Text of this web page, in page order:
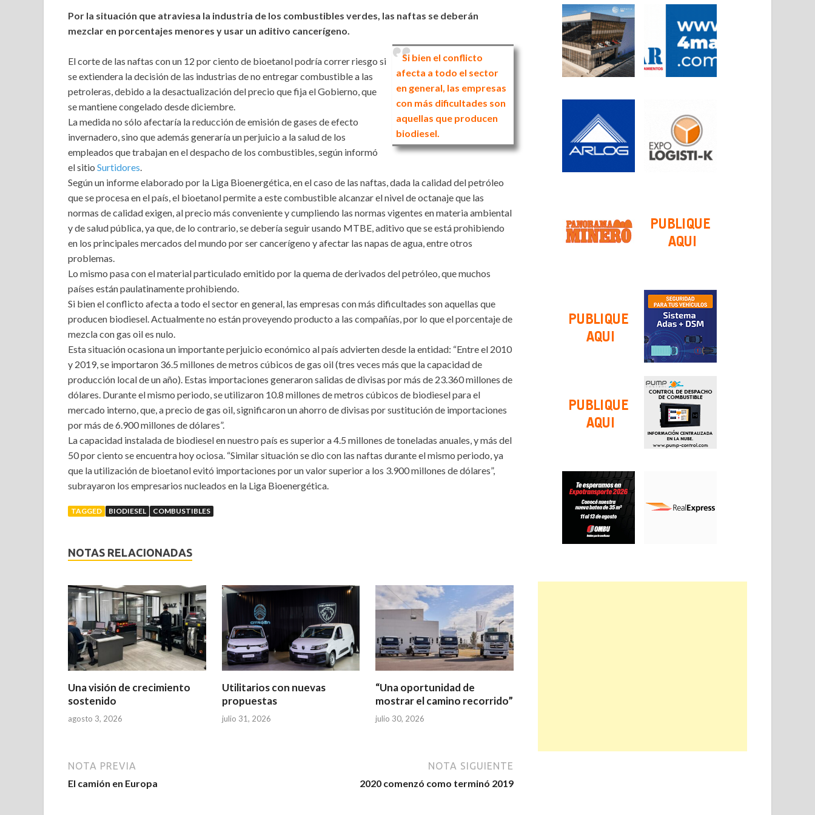
Por la situación que atraviesa la industria de los combustibles verdes, las naftas se deberán
mezclar en porcentajes menores y usar un aditivo cancerígeno.
Si bien el conflicto
afecta a todo el sector
en general, las empresas
con más dificultades son
aquellas que producen
biodiesel.
El corte de las naftas con un 12 por ciento de bioetanol podría correr riesgo si
se extiendera la decisión de las industrias de no entregar combustible a las
petroleras, debido a la desactualización del precio que fija el Gobierno, que
se mantiene congelado desde diciembre.
La medida no sólo afectaría la reducción de emisión de gases de efecto
invernadero, sino que además generaría un perjuicio a la salud de los
empleados que trabajan en el despacho de los combustibles, según informó
el sitio Surtidores.
Según un informe elaborado por la Liga Bioenergética, en el caso de las naftas, dada la calidad del petróleo
que se procesa en el país, el bioetanol permite a este combustible alcanzar el nivel de octanaje que las
normas de calidad exigen, al precio más conveniente y cumpliendo las normas vigentes en materia ambiental
y de salud pública, ya que, de lo contrario, se debería seguir usando MTBE, aditivo que se está prohibiendo
en los principales mercados del mundo por ser cancerígeno y afectar las napas de agua, entre otros
problemas.
Lo mismo pasa con el material particulado emitido por la quema de derivados del petróleo, que muchos
países están paulatinamente prohibiendo.
Si bien el conflicto afecta a todo el sector en general, las empresas con más dificultades son aquellas que
producen biodiesel. Actualmente no están proveyendo producto a las compañías, por lo que el porcentaje de
mezcla con gas oil es nulo.
Esta situación ocasiona un importante perjuicio económico al país advierten desde la entidad: “Entre el 2010
y 2019, se importaron 36.5 millones de metros cúbicos de gas oil (tres veces más que la capacidad de
producción local de un año). Estas importaciones generaron salidas de divisas por más de 23.360 millones de
dólares. Durante el mismo periodo, se utilizaron 10.8 millones de metros cúbicos de biodiesel para el
mercado interno, que, a precio de gas oil, significaron un ahorro de divisas por sustitución de importaciones
por más de 6.900 millones de dólares”.
La capacidad instalada de biodiesel en nuestro país es superior a 4.5 millones de toneladas anuales, y más del
50 por ciento se encuentra hoy ociosa. “Similar situación se dio con las naftas durante el mismo periodo, ya
que la utilización de bioetanol evitó importaciones por un valor superior a los 3.900 millones de dólares”,
subrayaron los empresarios nucleados en la Liga Bioenergética.
TAGGED BIODIESEL COMBUSTIBLES
NOTAS RELACIONADAS
Una visión de crecimiento
sostenido
agosto 3, 2026
Utilitarios con nuevas
propuestas
julio 31, 2026
“Una oportunidad de
mostrar el camino recorrido”
julio 30, 2026
NOTA PREVIA
El camión en Europa
NOTA SIGUIENTE
2020 comenzó como terminó 2019